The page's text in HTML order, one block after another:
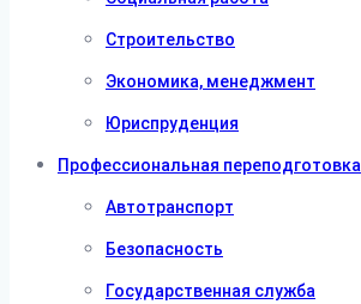
Строительство
Экономика, менеджмент
Юриспруденция
Профессиональная переподготовка
Автотранспорт
Безопасность
Государственная служба